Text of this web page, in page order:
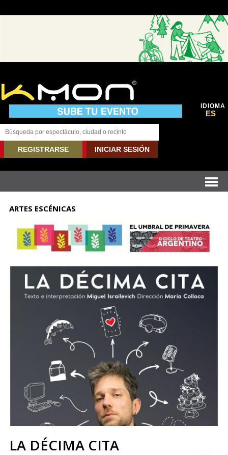
IDIOMA
ES
REGISTRARSE INICIAR SESIÓN
ARTES ESCÉNICAS
LA DÉCIMA CITA